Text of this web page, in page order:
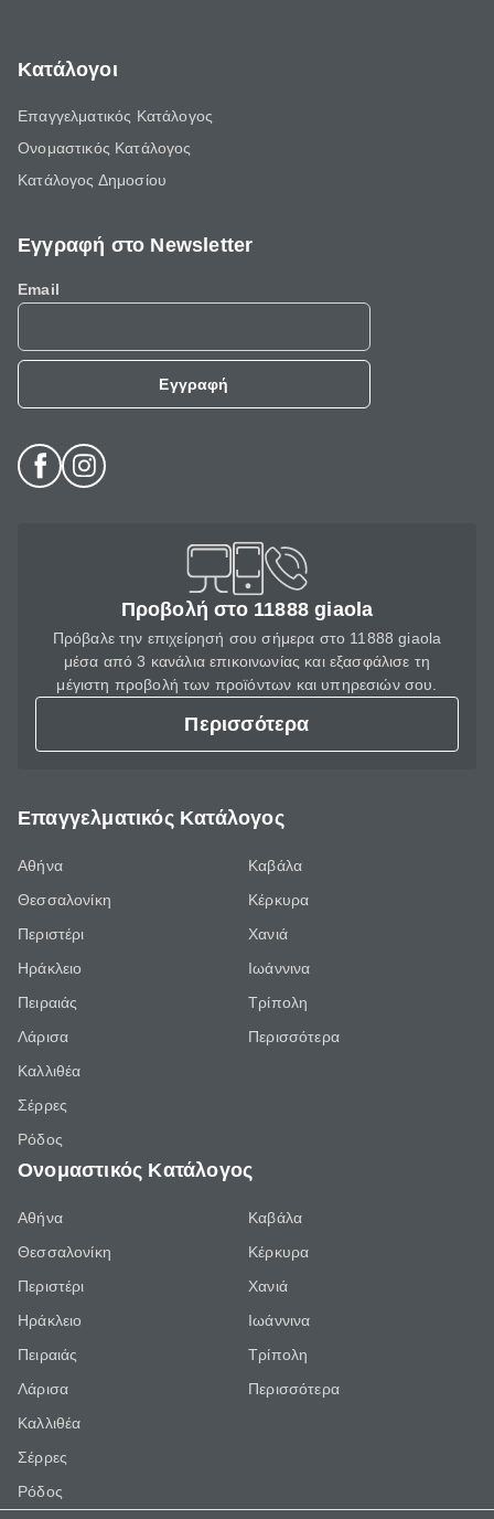
Κατάλογοι
Επαγγελματικός Κατάλογος
Ονομαστικός Κατάλογος
Κατάλογος Δημοσίου
Εγγραφή στο Newsletter
Email
Εγγραφή
Προβολή στο 11888 giaola
Πρόβαλε την επιχείρησή σου σήμερα στο 11888 giaola
μέσα από 3 κανάλια επικοινωνίας και εξασφάλισε τη
μέγιστη προβολή των προϊόντων και υπηρεσιών σου.
Περισσότερα
Επαγγελματικός Κατάλογος
Αθήνα
Θεσσαλονίκη
Περιστέρι
Ηράκλειο
Πειραιάς
Λάρισα
Καλλιθέα
Σέρρες
Ρόδος
Καβάλα
Κέρκυρα
Χανιά
Ιωάννινα
Τρίπολη
Περισσότερα
Ονομαστικός Κατάλογος
Αθήνα
Θεσσαλονίκη
Περιστέρι
Ηράκλειο
Πειραιάς
Λάρισα
Καλλιθέα
Σέρρες
Ρόδος
Καβάλα
Κέρκυρα
Χανιά
Ιωάννινα
Τρίπολη
Περισσότερα